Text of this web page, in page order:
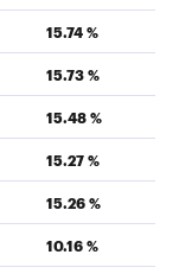
15.74 %
15.73 %
15.48 %
15.27 %
15.26 %
10.16 %